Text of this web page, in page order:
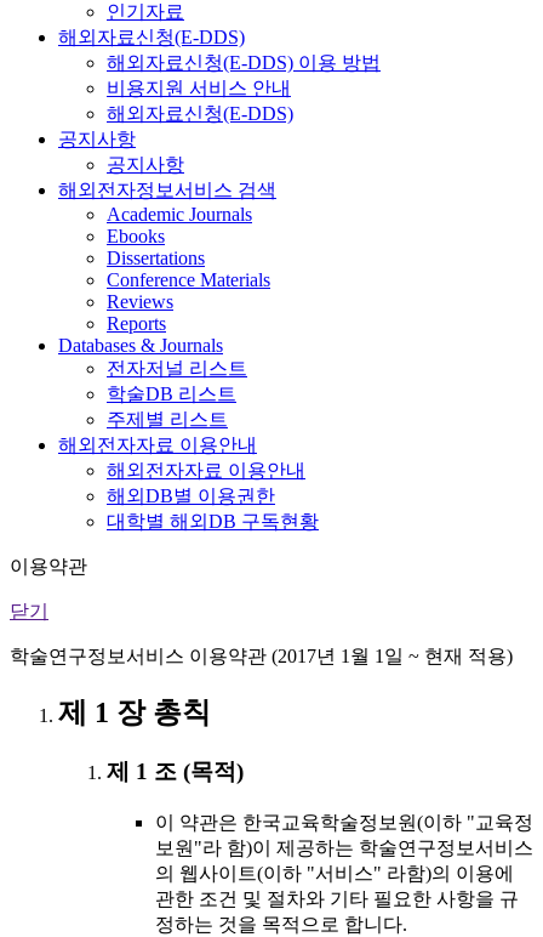
인기자료
해외자료신청(E-DDS)
해외자료신청(E-DDS) 이용 방법
비용지원 서비스 안내
해외자료신청(E-DDS)
공지사항
공지사항
해외전자정보서비스 검색
Academic Journals
Ebooks
Dissertations
Conference Materials
Reviews
Reports
Databases & Journals
전자저널 리스트
학술DB 리스트
주제별 리스트
해외전자자료 이용안내
해외전자자료 이용안내
해외DB별 이용권한
대학별 해외DB 구독현황
이용약관
닫기
학술연구정보서비스 이용약관 (2017년 1월 1일 ~ 현재 적용)
제 1 장 총칙
제 1 조 (목적)
이 약관은 한국교육학술정보원(이하 "교육정
보원"라 함)이 제공하는 학술연구정보서비스
의 웹사이트(이하 "서비스" 라함)의 이용에
관한 조건 및 절차와 기타 필요한 사항을 규
정하는 것을 목적으로 합니다.